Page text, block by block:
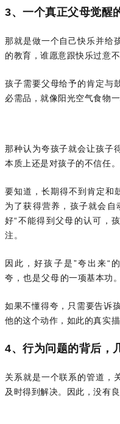
3、一个真正父母觉醒
那就是做一个自己快乐并给
的教育，谁愿意跟快乐过意
孩子需要父母给予的肯定与
必需品，就像阳光空气食物一
那种认为夸孩子就会让孩子
本质上还是对孩子的不信任。
要知道，长期得不到肯定和
为了获得营养，孩子就会自
好“不能得到父母的认可，
注。
因此，好孩子是”夸出来“
夸，也是父母的一项基本功。
如果不懂得夸，只需要告诉
他的这个动作，如此的真实
4、行为问题的背后，
关系就是一个联系的管道，
及时得到解决。因此，没有